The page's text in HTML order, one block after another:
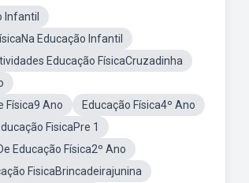
Infantil
Educação Infantil
Educação FísicaCruzadinha
Física9 Ano
Educação Física4º Ano
FisicaPre 1
Educação Física2º Ano
FisicaBrincadeirajunina